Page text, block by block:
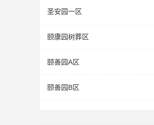
圣安园一区
颐康园树葬区
颐善园A区
颐善园B区